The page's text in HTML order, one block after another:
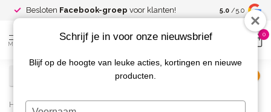
Besloten Facebook-groep voor klanten! Spaar voor
kortingen
5.0 /5.0
MENU
0
Home / 223 Gelpolish 8 gr.
Schrijf je in voor onze nieuwsbrief
Blijf op de hoogte van leuke acties, kortingen en nieuwe
producten.
Typ